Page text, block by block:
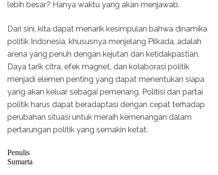
lebih besar? Hanya waktu yang akan menjawab.
Dari sini, kita dapat menarik kesimpulan bahwa dinamika
politik Indonesia, khususnya menjelang Pilkada, adalah
arena yang penuh dengan kejutan dan ketidakpastian.
Daya tarik citra, efek magnet, dan kolaborasi politik
menjadi elemen penting yang dapat menentukan siapa
yang akan keluar sebagai pemenang. Politisi dan partai
politik harus dapat beradaptasi dengan cepat terhadap
perubahan situasi untuk meraih kemenangan dalam
pertarungan politik yang semakin ketat.
Penulis
Sumarta